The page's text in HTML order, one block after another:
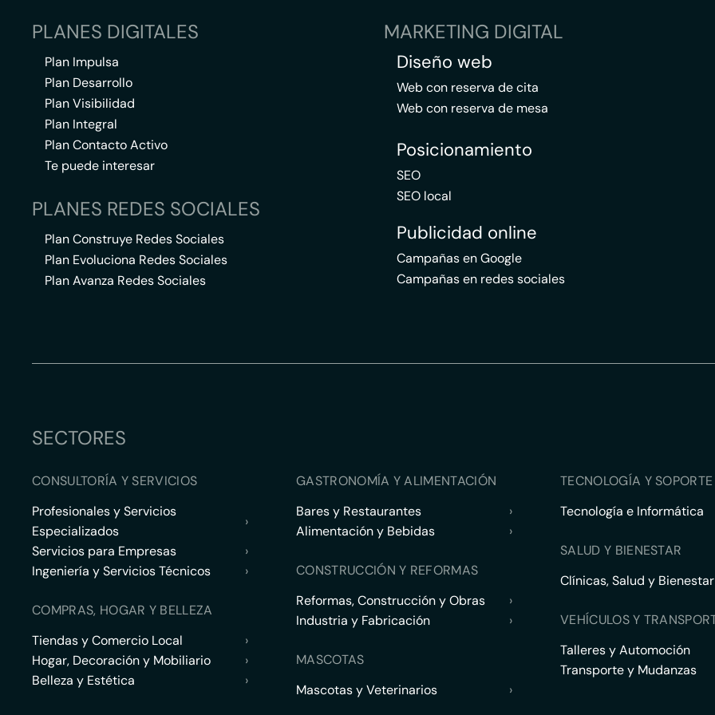
PLANES DIGITALES
Plan Impulsa
Plan Desarrollo
Plan Visibilidad
Plan Integral
Plan Contacto Activo
Te puede interesar
PLANES REDES SOCIALES
Plan Construye Redes Sociales
Plan Evoluciona Redes Sociales
Plan Avanza Redes Sociales
MARKETING DIGITAL
Diseño web
Web con reserva de cita
Web con reserva de mesa
Posicionamiento
SEO
SEO local
Publicidad online
Campañas en Google
Campañas en redes sociales
SECTORES
CONSULTORÍA Y SERVICIOS
Profesionales y Servicios
Especializados
›
Servicios para Empresas
›
Ingeniería y Servicios Técnicos
›
COMPRAS, HOGAR Y BELLEZA
Tiendas y Comercio Local
›
Hogar, Decoración y Mobiliario
›
Belleza y Estética
›
GASTRONOMÍA Y ALIMENTACIÓN
Bares y Restaurantes
›
Alimentación y Bebidas
›
CONSTRUCCIÓN Y REFORMAS
Reformas, Construcción y Obras
›
Industria y Fabricación
›
MASCOTAS
Mascotas y Veterinarios
›
TECNOLOGÍA Y
Tecnología e Informática
SALUD Y BIENESTAR
Clínicas, Salud y Bienestar
VEHÍCULOS Y
Talleres y Automoción
Transporte y Mudanzas